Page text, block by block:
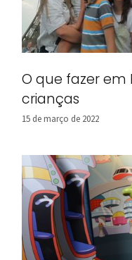
O que fazer em
crianças
15 de março de 2022